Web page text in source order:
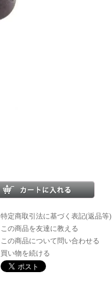
特定商取引法に基づく表記(返品等)
この商品を友達に教える
この商品について問い合わせる
買い物を続ける